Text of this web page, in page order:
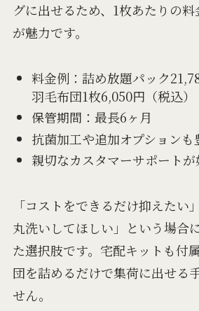
グに出せるため、1枚あたりの
が魅力です。
料金例：詰め放題パック
羽毛布団1枚6,050円（税込）
保管期間：最長6ヶ月
抗菌加工や追加オプションも
親切なカスタマーサポートが
「コストをできるだけ抑えたい
丸洗いしてほしい」という場合
た選択肢です。宅配キットも付
団を詰めるだけで集荷に出せる
せん。